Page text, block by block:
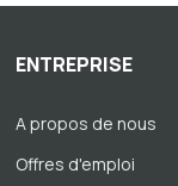
ENTREPRISE
A propos de nous
Offres d'emploi